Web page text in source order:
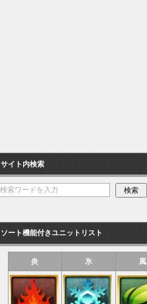
サイト内検索
ソート機能付きユニットリスト
炎 氷 風